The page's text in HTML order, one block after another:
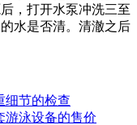
，打开水泵冲洗三至
水是否清。清澈之后
细节的检查
游泳设备的售价